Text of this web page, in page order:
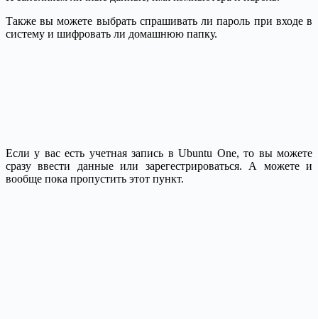
Также вы можете выбрать спрашивать ли пароль при входе в
систему и шифровать ли домашнюю папку.
Если у вас есть учетная запись в Ubuntu One, то вы можете
сразу ввести данные или зарегестрироваться. А можете и
вообще пока пропустить этот пункт.